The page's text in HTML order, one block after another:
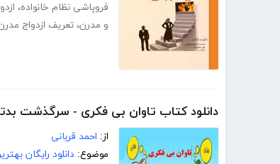
فروپاشی نظام خانواده،
و مدرن، تعریف ازدواج
دانلود کتاب تاوان بی فکری - سرگذشت
از: احمد قربانی
موضوع: دانلود رایگان